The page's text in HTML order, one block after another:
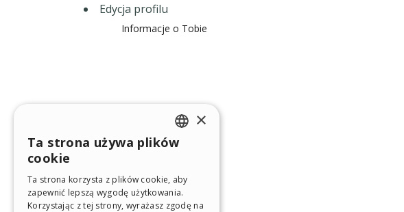
Edycja profilu
Informacje o Tobie
ENGLISH
GERMAN
×
Ta strona używa plików
cookie
Ta strona korzysta z plików cookie, aby
zapewnić lepszą wygodę użytkowania.
Korzystając z tej strony, wyrażasz zgodę na